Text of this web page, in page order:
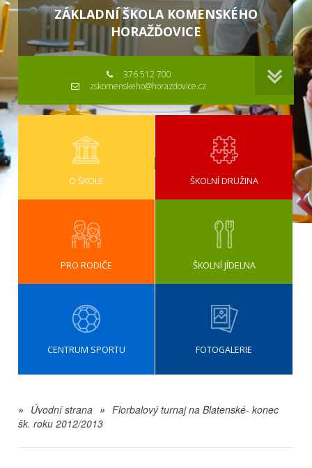
ZÁKLADNÍ ŠKOLA KOMENSKÉHO
HORAŽĎOVICE
376 512 700
zskomenskeho@horazdovice.cz
O ŠKOLE ŠKOLNÍ DRUŽINA
PRO RODIČE ŠKOLNÍ JÍDELNA
CENTRUM SPORTU FOTOGALERIE
» Úvodní strana » Florbalový turnaj na Blatenské- konec
šk. roku 2012/2013